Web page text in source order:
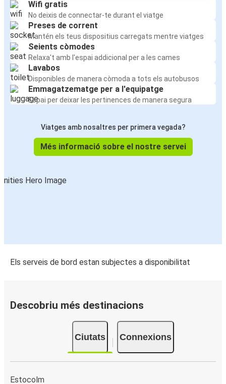
Wifi gratis
No deixis de connectar-te durant el viatge
Preses de corrent
Mantén els teus dispositius carregats mentre viatges
Seients còmodes
Relaxa't amb l'espai addicional per a les cames
Lavabos
Disponibles de manera còmoda a tots els autobusos
Emmagatzematge per a l'equipatge
Espai per deixar les pertinences de manera segura
Viatges amb nosaltres per primera vegada?
Més informació sobre el nostre servei
Els serveis de bord estan subjectes a disponibilitat
Descobriu més destinacions
Ciutats Connexions
Estocolm